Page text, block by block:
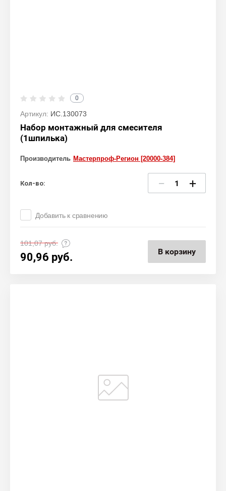
0
Артикул: ИС.130073
Набор монтажный для смесителя
(1шпилька)
Производитель Мастерпроф-Регион [20000-384]
Кол-во: − +
Добавить к сравнению
101,07руб.
90,96 руб. В корзину